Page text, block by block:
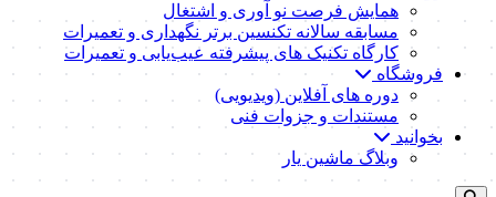
همایش فرصت نو آوری و اشتغال
مسابقه سالانه تکنسین برتر نگهداری و تعمیرات
کارگاه تکنیک‌ های پیشرفته عیب‌یابی و تعمیرات
فروشگاه
دوره های آفلاین (ویدیویی)
مستندات و جزوات فنی
بخوانید
وبلاگ ماشین یار